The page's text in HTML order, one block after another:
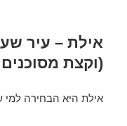
אילת – עיר
(וקצת
אילת היא הבחירה למי